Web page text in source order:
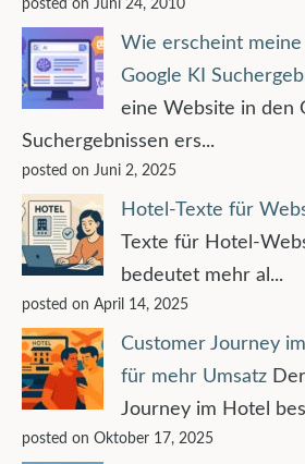
posted on Juni 24, 2010
Wie erscheint
Google KI
eine Website in den
Suchergebnissen ers...
posted on Juni 2, 2025
Hotel-Texte für
Texte für Hotel-
bedeutet mehr al...
posted on April 14, 2025
Customer Journey
für mehr Umsatz
Journey im Hotel
posted on Oktober 17, 2025